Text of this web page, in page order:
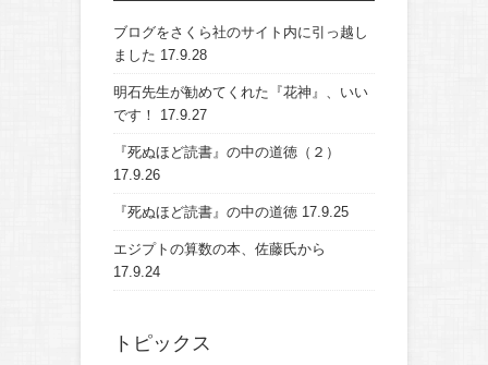
ブログをさくら社のサイト内に引っ越し
ました 17.9.28
明石先生が勧めてくれた『花神』、いい
です！
17.9.27
『死ぬほど読書』の中の道徳（２）
17.9.26
『死ぬほど読書』の中の道徳 17.9.25
エジプトの算数の本、佐藤氏から
17.9.24
トピックス